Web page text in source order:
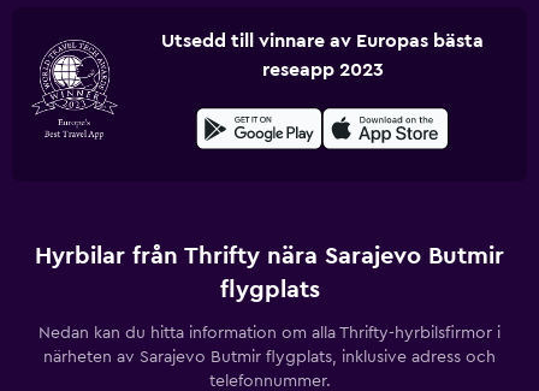
Utsedd till vinnare av Europas bästa
reseapp 2023
Hyrbilar från Thrifty nära Sarajevo Butmir
flygplats
Nedan kan du hitta information om alla Thrifty-hyrbilsfirmor i
närheten av Sarajevo Butmir flygplats, inklusive adress och
telefonnummer.